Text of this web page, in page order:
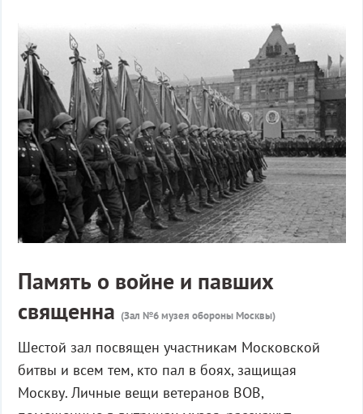
Память о войне и павших
священна (Зал №6 музея обороны Москвы)
Шестой зал посвящен участникам Московской
битвы и всем тем, кто пал в боях, защищая
Москву. Личные вещи ветеранов ВОВ,